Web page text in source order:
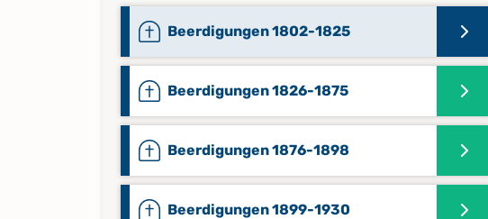
Beerdigungen 1802-1825
Beerdigungen 1826-1875
Beerdigungen 1876-1898
Beerdigungen 1899-1930